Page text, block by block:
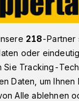
218-Partner
oder
Sie Tracking-
Daten, um
Alle ablehnen